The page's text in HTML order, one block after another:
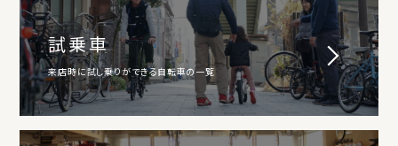
試乗車
来店時に試し乗りができる自転車の一覧